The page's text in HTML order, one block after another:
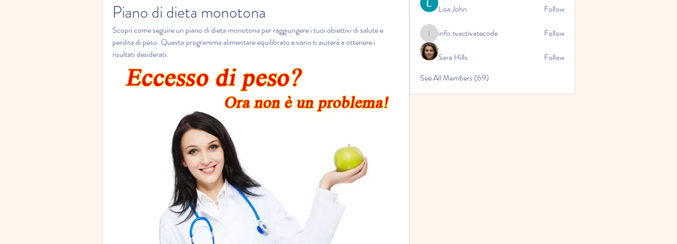
Piano di dieta monotona
Scopri come seguire un piano di dieta monotona per raggiungere i tuoi obiettivi di salute e
perdita di peso. Questo programma alimentare equilibrato e vario ti aiuterà a ottenere i
risultati desiderati.
Lisa John Follow
info.tvactivatecode
info.tvactivatecode Follow
Sara Hills
Follow
See All Members (69)